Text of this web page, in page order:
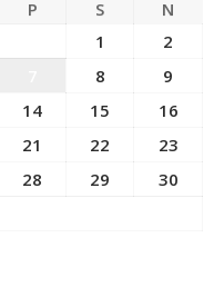
P S
N
1
2
8
9
14 15
16
21 22
23
28 29
30